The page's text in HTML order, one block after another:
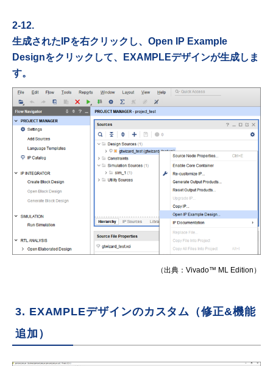
2-12.
生成されたIPを右クリックし、Open IP Example
Designをクリックして、
EXAMPLEデザインが生成しま
す。
（出典：Vivado™ ML Edition）
3. EXAMPLEデザインのカスタム（修正&機能
追加）